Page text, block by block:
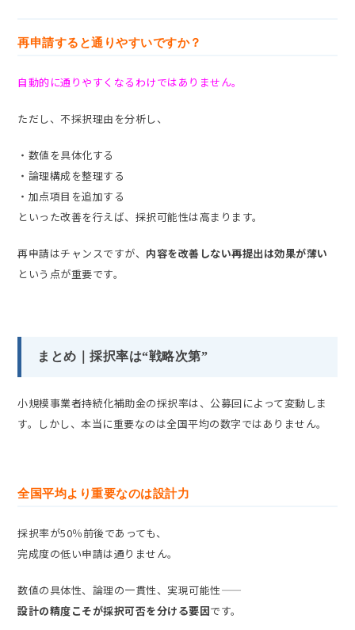
再申請すると通りやすいですか？
自動的に通りやすくなるわけではありません。
ただし、不採択理由を分析し、
・数値を具体化する
・論理構成を整理する
・加点項目を追加する
といった改善を行えば、採択可能性は高まります。
再申請はチャンスですが、 内容を改善しない再提出は効果が薄い
という点が重要です。
まとめ｜採択率は“戦略次第”
小規模事業者持続化補助金の採択率は、公募回によって変動しま
す。しかし、本当に重要なのは全国平均の数字ではありません。
全国平均より重要なのは設計力
採択率が50％前後であっても、
完成度の低い申請は通りません。
数値の具体性、論理の一貫性、実現可能性――
設計の精度こそが採択可否を分ける要因です。